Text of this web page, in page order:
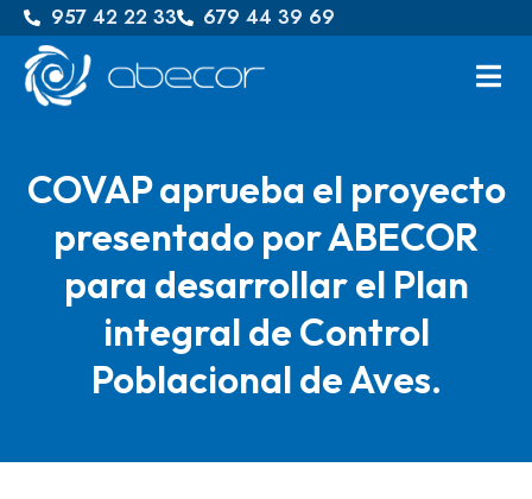
957 42 22 33 679 44 39 69
COVAP aprueba el proyecto
presentado por ABECOR
para desarrollar el Plan
integral de Control
Poblacional de Aves.